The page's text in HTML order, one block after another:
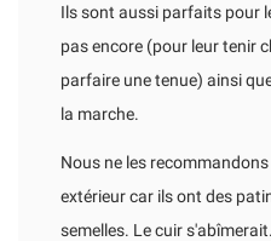
Ils sont aussi parfaits pour
pas encore (pour leur tenir
parfaire une tenue) ainsi
la marche.
Nous ne les
extérieur car ils ont des
semelles. Le cuir s'abîmerait.